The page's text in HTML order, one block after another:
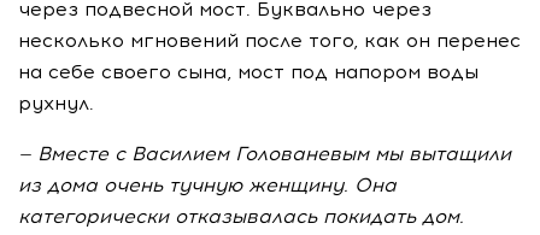
через подвесной мост. Буквально через
несколько мгновений после того, как он перенес
на себе своего сына, мост под напором воды
рухнул.
— Вместе с Василием Голованевым мы вытащили
из дома очень тучную женщину. Она
категорически отказывалась покидать дом.